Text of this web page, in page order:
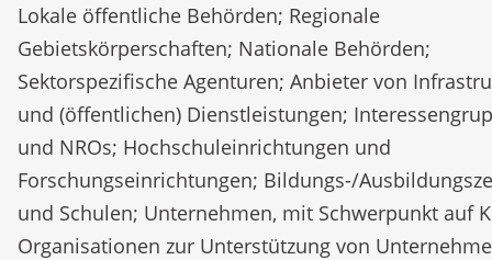
Lokale öffentliche Behörden; Regionale
Gebietskörperschaften; Nationale Behörden;
Sektorspezifische Agenturen; Anbieter von
und (öffentlichen) Dienstleistungen;
und NROs; Hochschuleinrichtungen und
Forschungseinrichtungen; Bildungs-/
und Schulen; Unternehmen, mit Schwerpunkt auf
Organisationen zur Unterstützung von